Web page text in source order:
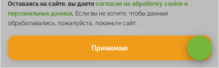
О нас
Контакты
Оставаясь на сайте, вы даете согласие на обработку cookie и
персональных данных. Если вы не хотите, чтобы данные
обрабатывались, пожалуйста, покиньте сайт.
Принимаю